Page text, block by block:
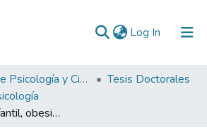
Log In (current)
Facultad de Psicología y Ciencias Sociales
Tesis Doctorales
Abuso sexual infantil, obesidad y cirugía bariátrica y metabólica